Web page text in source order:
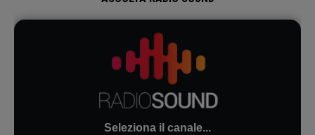
Seleziona il canale...